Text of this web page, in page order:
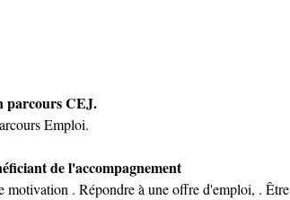
parcours CEJ.
Emploi.
de l'accompagnement
motivation . Répondre à une offre d'emploi, . Être